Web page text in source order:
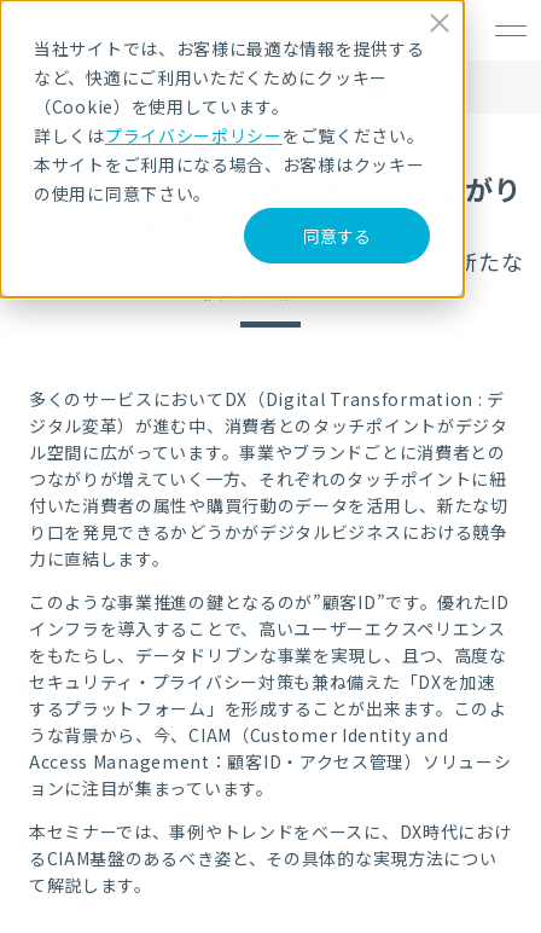
当社サイトでは、お客様に最適な情報を提供する
など、快適にご利用いただくためにクッキー
（Cookie）を使用しています。
詳しくはプライバシーポリシーをご覧ください。
本サイトをご利用になる場合、お客様はクッキー
の使用に同意下さい。
同意する
HOME
セキュリティセミナー・イベント
DXのお悩み解決：消費者とのつながりを深める顧客ID統合
DXのお悩み解決：消費者とのつながり
を深める顧客ID統合
～デジタル空間のタッチポイントを集約し新たな
付加価値を創造する～
多くのサービスにおいてDX（Digital Transformation : デ
ジタル変革）が進む中、消費者とのタッチポイントがデジタ
ル空間に広がっています。事業やブランドごとに消費者との
つながりが増えていく一方、それぞれのタッチポイントに紐
付いた消費者の属性や購買行動のデータを活用し、新たな切
り口を発見できるかどうかがデジタルビジネスにおける競争
力に直結します。
このような事業推進の鍵となるのが”顧客ID”です。優れたID
インフラを導入することで、高いユーザーエクスペリエンス
をもたらし、データドリブンな事業を実現し、且つ、高度な
セキュリティ・プライバシー対策も兼ね備えた「DXを加速
するプラットフォーム」を形成することが出来ます。このよ
うな背景から、今、CIAM（Customer Identity and
Access Management：顧客ID・アクセス管理）ソリューシ
ョンに注目が集まっています。
本セミナーでは、事例やトレンドをベースに、DX時代におけ
るCIAM基盤のあるべき姿と、その具体的な実現方法につい
て解説します。